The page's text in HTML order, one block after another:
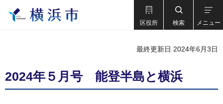
区役所 検索 メニュー
最終更新日 2024年6月3日
2024年５月号 能登半島と横浜